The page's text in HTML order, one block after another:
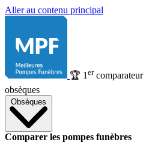
Aller au contenu principal
🏆 1 ercomparateur
obsèques
Obsèques
Comparer les pompes funèbres